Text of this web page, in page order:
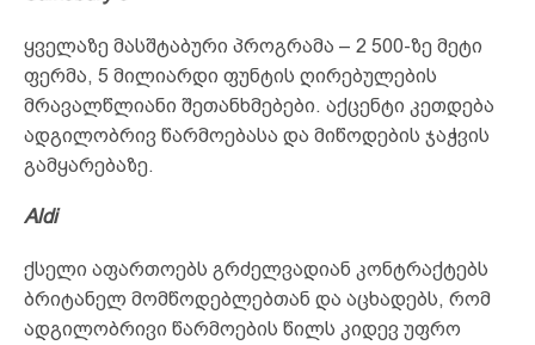
ყველაზე მასშტაბური პროგრამა – 2 500-ზე მეტი
ფერმა, 5 მილიარდი ფუნტის ღირებულების
მრავალწლიანი შეთანხმებები. აქცენტი კეთდება
ადგილობრივ წარმოებასა და მიწოდების ჯაჭვის
გამყარებაზე.
Aldi
ქსელი აფართოებს გრძელვადიან კონტრაქტებს
ბრიტანელ მომწოდებლებთან და აცხადებს, რომ
ადგილობრივი წარმოების წილს კიდევ უფრო